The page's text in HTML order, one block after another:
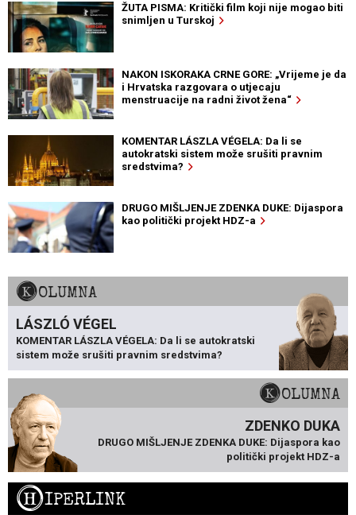
ŽUTA PISMA: Kritički film koji nije mogao biti
snimljen u Turskoj
NAKON ISKORAKA CRNE GORE: „Vrijeme je da
i Hrvatska razgovara o utjecaju
menstruacije na radni život žena“
KOMENTAR LÁSZLA VÉGELA: Da li se
autokratski sistem može srušiti pravnim
sredstvima?
DRUGO MIŠLJENJE ZDENKA DUKE: Dijaspora
kao politički projekt HDZ-a
KOLUMNA
LÁSZLÓ VÉGEL
KOMENTAR LÁSZLA VÉGELA: Da li se autokratski
sistem može srušiti pravnim sredstvima?
KOLUMNA
ZDENKO DUKA
DRUGO MIŠLJENJE ZDENKA DUKE: Dijaspora kao
politički projekt HDZ-a
HIPERLINK